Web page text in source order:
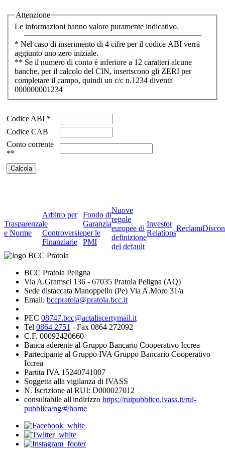
Attenzione
Le informazioni hanno valore puramente indicativo.
* Nel caso di inserimento di 4 cifre per il codice ABI verrà
aggiunto uno zero iniziale.
** Se il numero di conto è inferiore a 12 caratteri alcune
banche, per il calcolo del CIN, inseriscono gli ZERI per
completare il campo, quindi un c/c n.1234 diventa
000000001234
Codice ABI *
Codice CAB
Conto corrente
**
Trasparenza
e Norme
Arbitro per
le
Controversie
Finanziarie
Fondo di
Garanzia
per le
PMI
Nuove
regole
europee di
definizione
del default
Investor
Relations
Reclami
BCC Pratola Peligna
Via A.Gramsci 136 - 67035 Pratola Peligna (AQ)
Sede distaccata Manoppello (Pe) Via A.Moro 31/a
Email: bccpratola@pratola.bcc.it
PEC 08747.bcc@actaliscertymail.it
Tel 0864 2751 - Fax 0864 272092
C.F. 00092420660
Banca aderente al Gruppo Bancario Cooperativo Iccrea
Partecipante al Gruppo IVA Gruppo Bancario Cooperativo
Iccrea
Partita IVA 15240741007
Soggetta alla vigilanza di IVASS
N. Iscrizione al RUI: D000027012
consultabile all'indirizzo https://ruipubblico.ivass.it/rui-
pubblica/ng/#/home